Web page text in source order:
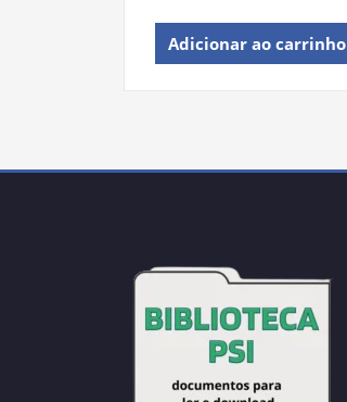
Adicionar ao carrinho